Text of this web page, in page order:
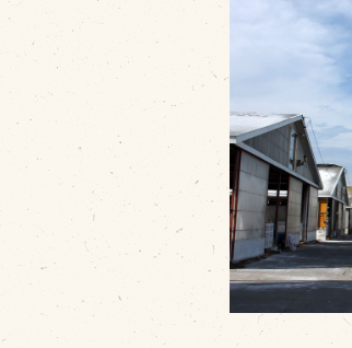
販売加工場
食肉加工場を新設
衛生管理体制
業務管理体制
品質管理体制
ＢtoＢ受発注システム